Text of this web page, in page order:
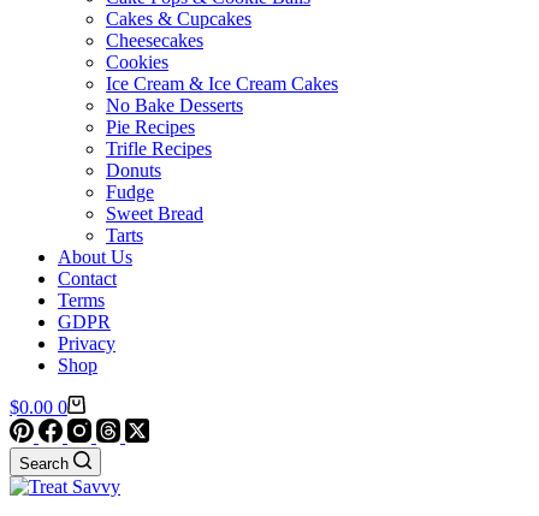
Cakes & Cupcakes
Cheesecakes
Cookies
Ice Cream & Ice Cream Cakes
No Bake Desserts
Pie Recipes
Trifle Recipes
Donuts
Fudge
Sweet Bread
Tarts
About Us
Contact
Terms
GDPR
Privacy
Shop
Shopping
cart
$0.00 0
Search